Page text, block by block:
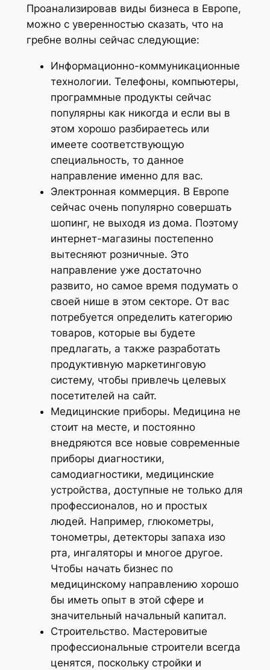
Проанализировав виды бизнеса в Европе,
можно с уверенностью сказать, что на
гребне волны сейчас следующие:
Информационно-коммуникационные
технологии. Телефоны, компьютеры,
программные продукты сейчас
популярны как никогда и если вы в
этом хорошо разбираетесь или
имеете соответствующую
специальность, то данное
направление именно для вас.
Электронная коммерция. В Европе
сейчас очень популярно совершать
шопинг, не выходя из дома. Поэтому
интернет-магазины постепенно
вытесняют розничные. Это
направление уже достаточно
развито, но самое время подумать о
своей нише в этом секторе. От вас
потребуется определить категорию
товаров, которые вы будете
предлагать, а также разработать
продуктивную маркетинговую
систему, чтобы привлечь целевых
посетителей на сайт.
Медицинские приборы. Медицина не
стоит на месте, и постоянно
внедряются все новые современные
приборы диагностики,
самодиагностики, медицинские
устройства, доступные не только для
профессионалов, но и простых
людей. Например, глюкометры,
тонометры, детекторы запаха изо
рта, ингаляторы и многое другое.
Чтобы начать бизнес по
медицинскому направлению хорошо
бы иметь опыт в этой сфере и
значительный начальный капитал.
Строительство. Мастеровитые
профессиональные строители всегда
ценятся, поскольку стройки и